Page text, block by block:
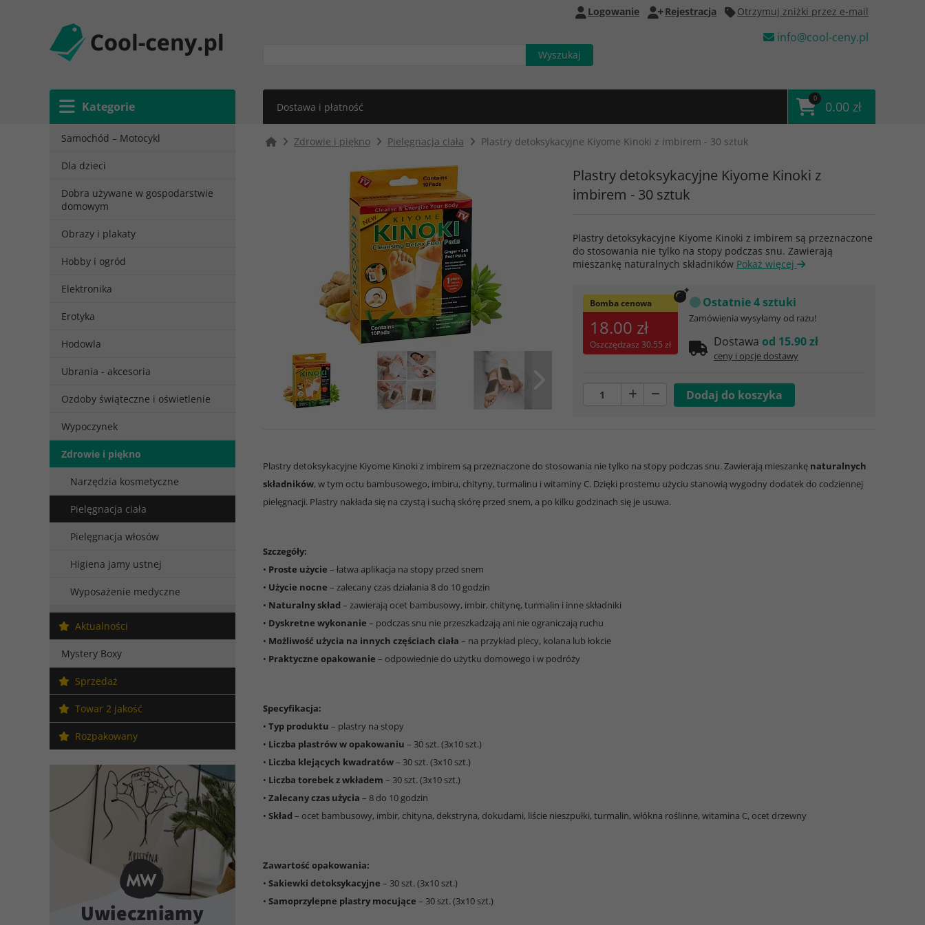
Kategorie
Logowanie Rejestracja Otrzymuj zniżki przez e-mail
info@cool-ceny.pl
Dostawa i płatność
0
0.00 zł
Samochód – Motocykl
Dla dzieci
Dobra używane w gospodarstwie
domowym
Obrazy i plakaty
Hobby i ogród
Elektronika
Erotyka
Hodowla
Ubrania - akcesoria
Ozdoby świąteczne i oświetlenie
Wypoczynek
Zdrowie i piękno
Narzędzia kosmetyczne
Pielęgnacja ciała
Pielęgnacja włosów
Higiena jamy ustnej
Wyposażenie medyczne
Aktualności
Mystery Boxy
Sprzedaż
Towar 2 jakość
Rozpakowany
Zdrowie i piękno Pielęgnacja ciała Plastry detoksykacyjne Kiyome Kinoki z imbirem - 30 sztuk
Plastry detoksykacyjne Kiyome Kinoki z
imbirem - 30 sztuk
Plastry detoksykacyjne Kiyome Kinoki z imbirem są przeznaczone
do stosowania nie tylko na stopy podczas snu. Zawierają
mieszankę naturalnych składników Pokaż więcej
Bomba cenowa
18.00 zł
Oszczędzasz 30.55 zł
Ostatnie 4 sztuki
Zamówienia wysyłamy od razu!
Dostawa od 15.90 zł
ceny i opcje dostawy
Plastry detoksykacyjne Kiyome Kinoki z imbirem są przeznaczone do stosowania nie tylko na stopy podczas snu. Zawierają mieszankę naturalnych
składników, w tym octu bambusowego, imbiru, chityny, turmalinu i witaminy C. Dzięki prostemu użyciu stanowią wygodny dodatek do codziennej
pielęgnacji. Plastry nakłada się na czystą i suchą skórę przed snem, a po kilku godzinach się je usuwa.
Szczegóły:
• Proste użycie – łatwa aplikacja na stopy przed snem
• Użycie nocne – zalecany czas działania 8 do 10 godzin
• Naturalny skład – zawierają ocet bambusowy, imbir, chitynę, turmalin i inne składniki
• Dyskretne wykonanie – podczas snu nie przeszkadzają ani nie ograniczają ruchu
• Możliwość użycia na innych częściach ciała – na przykład plecy, kolana lub łokcie
• Praktyczne opakowanie – odpowiednie do użytku domowego i w podróży
Specyfikacja:
• Typ produktu – plastry na stopy
• Liczba plastrów w opakowaniu – 30 szt. (3x10 szt.)
• Liczba klejących kwadratów– 30 szt. (3x10 szt.)
• Liczba torebek z wkładem – 30 szt. (3x10 szt.)
• Zalecany czas użycia – 8 do 10 godzin
• Skład – ocet bambusowy, imbir, chityna, dekstryna, dokudami, liście nieszpułki, turmalin, włókna roślinne, witamina C, ocet drzewny
Zawartość opakowania:
• Sakiewki detoksykacyjne – 30 szt. (3x10 szt.)
• Samoprzylepne plastry mocujące – 30 szt. (3x10 szt.)